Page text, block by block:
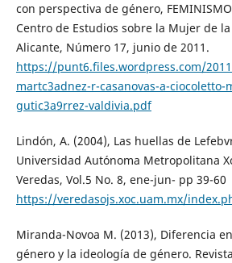
con perspectiva de género,
Centro de Estudios sobre la Mujer de
Alicante, Número 17, junio de 2011.
https://punt6.files.wordpress.com/
martc3adnez-r-casanovas-a-ciocoletto-
gutic3a9rrez-valdivia.pdf
Lindón, A. (2004), Las huellas de
Universidad Autónoma Metropolitana
Veredas, Vol.5 No. 8, ene-jun- pp 39-60
https://veredasojs.xoc.uam.mx/
Miranda-Novoa M. (2013), Diferencia
género y la ideología de género.